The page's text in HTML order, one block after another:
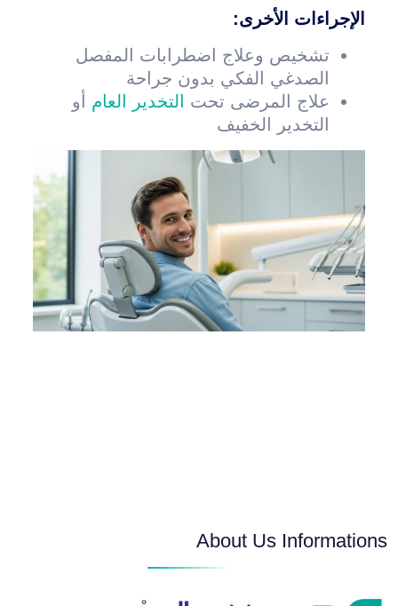
الإجراءات الأخرى:
تشخيص وعلاج اضطرابات المفصل
الصدغي الفكي بدون جراحة
علاج المرضى تحت
التخدير العام أو
التخدير الخفيف
About Us Informations